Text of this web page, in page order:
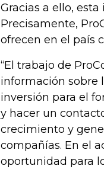
Gracias a ello,
Precisamente,
ofrecen en el país
“El trabajo de
información sobre
inversión para el
y hacer un
crecimiento y
compañías. En el
oportunidad para